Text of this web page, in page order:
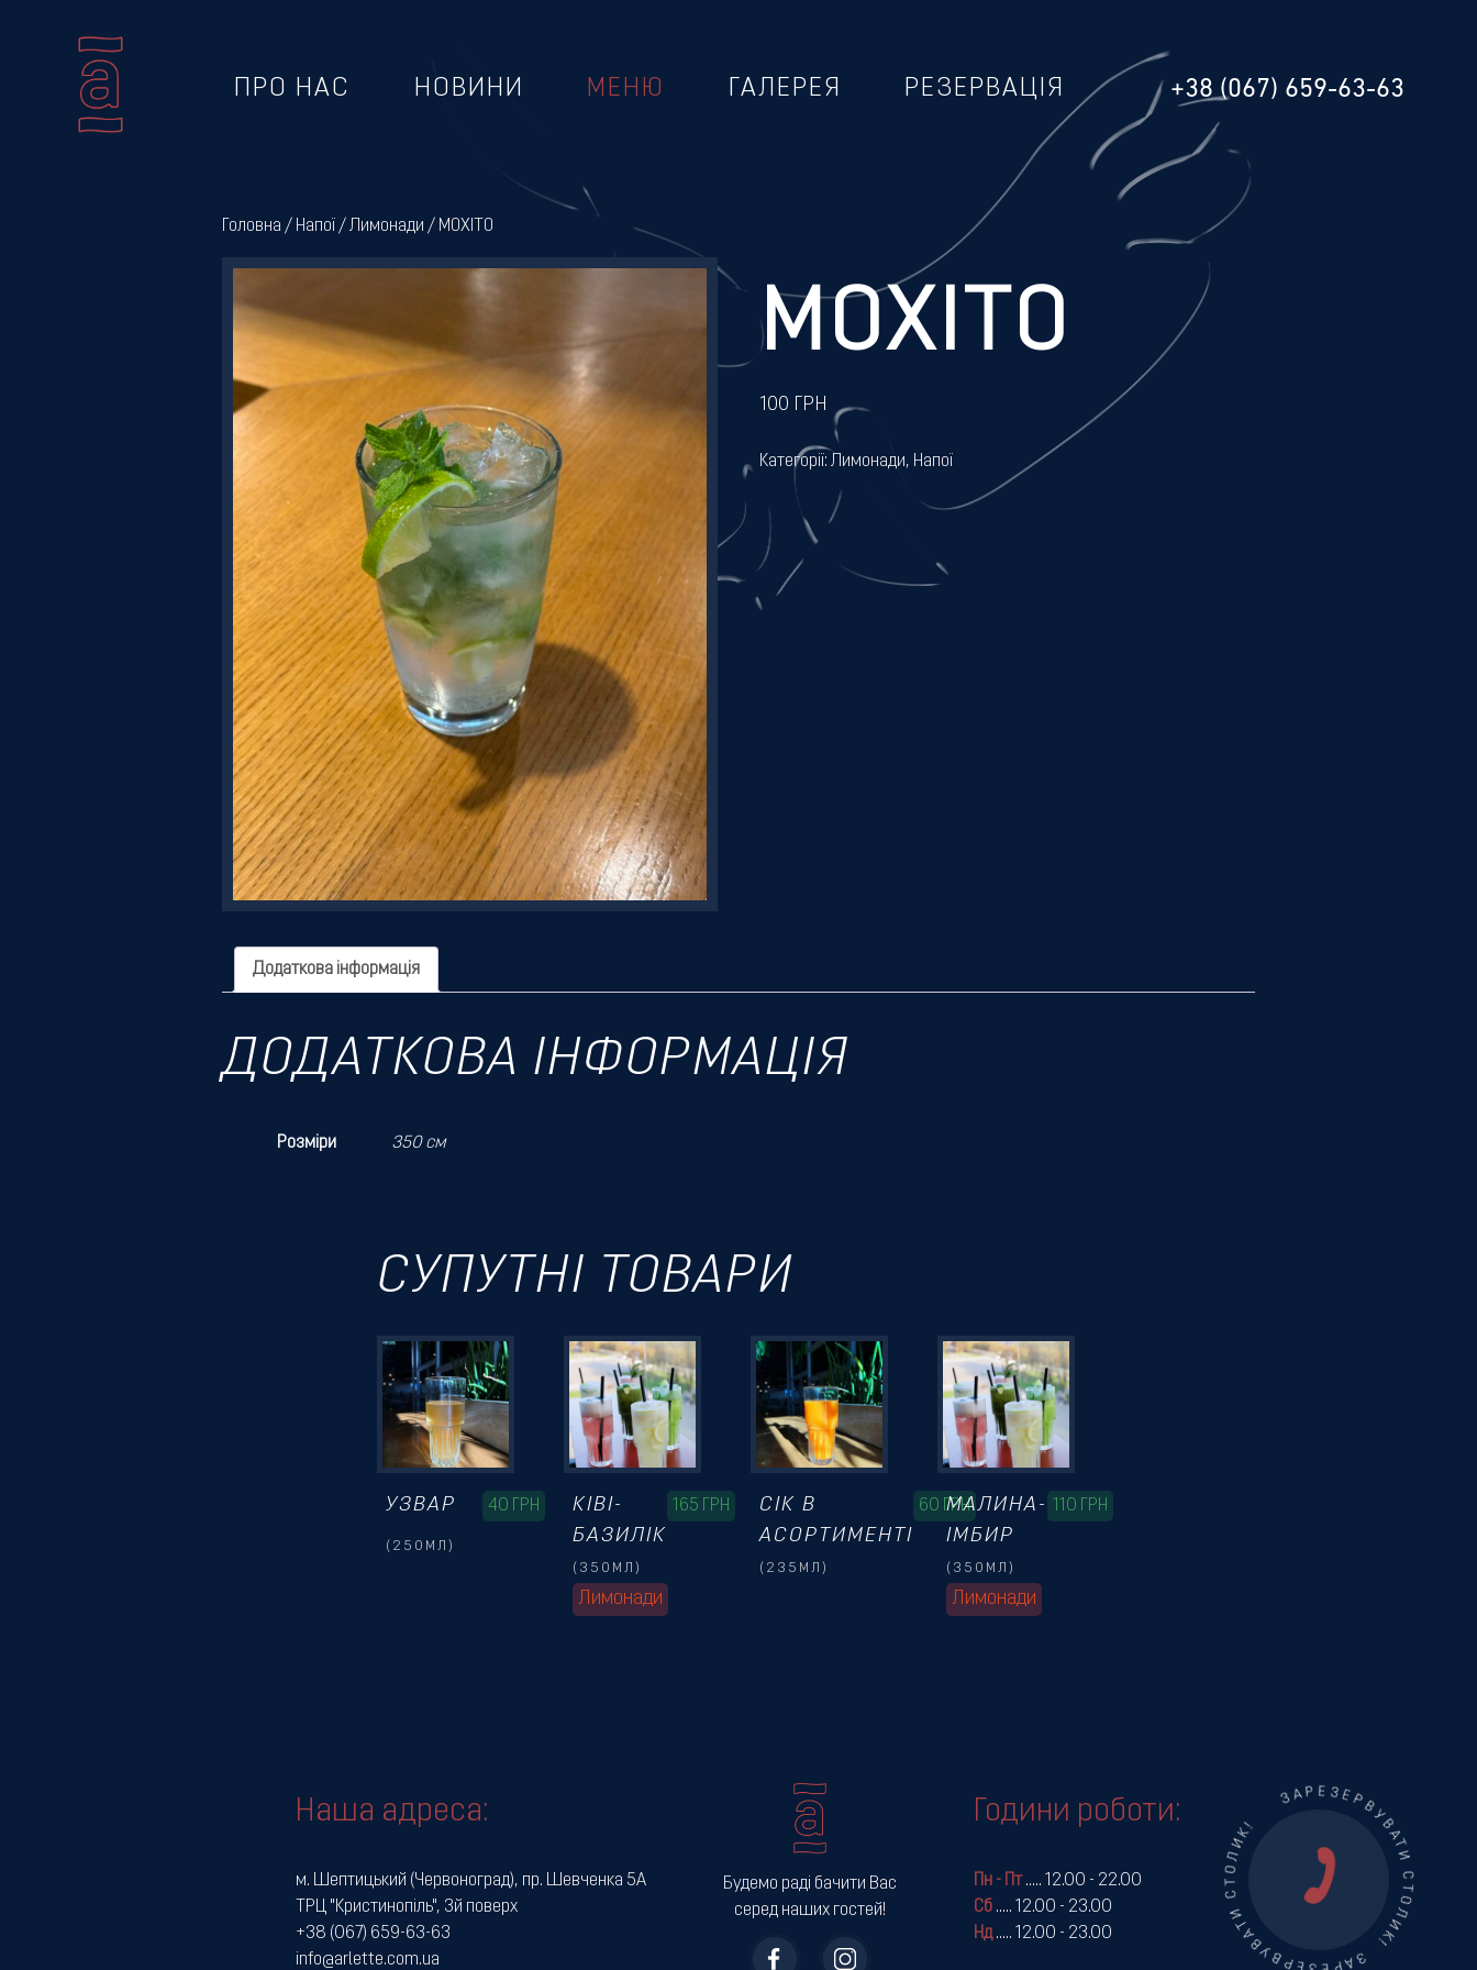
Резервація
ПРО НАС НОВИНИ МЕНЮ ГАЛЕРЕЯ РЕЗЕРВАЦІЯ +38 (067) 659-63-63
Головна / Напої / Лимонади / МОХІТО
МОХІТО
100 ГРН
Категорії: Лимонади, Напої
Додаткова інформація
ДОДАТКОВА ІНФОРМАЦІЯ
Розміри 350 см
СУПУТНІ ТОВАРИ
(250МЛ)
УЗВАР 40 ГРН
Лимонади
(350МЛ)
КІВІ-
БАЗИЛІК
165 ГРН
(235МЛ)
СІК В
АСОРТИМЕНТІ
60 ГРН
Лимонади
(350МЛ)
МАЛИНА-
ІМБИР
110 ГРН
ЗАРЕЗЕРВУВАТИ СТОЛИК! ЗАРЕЗЕРВУВАТИ СТОЛИК!
Наша адреса:
м. Шептицький (Червоноград), пр. Шевченка 5А
ТРЦ "Кристинопіль", 3й поверх
+38 (067) 659-63-63
info@arlette.com.ua
Будемо раді бачити Вас
серед наших гостей!
Години роботи:
Пн - Пт.....
12.00 - 22.00
Сб .....
12.00 - 23.00
Нд..... 12.00 - 23.00